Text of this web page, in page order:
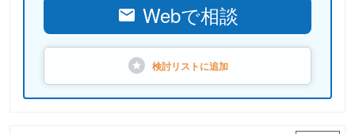
Webで相談
検討リストに追加